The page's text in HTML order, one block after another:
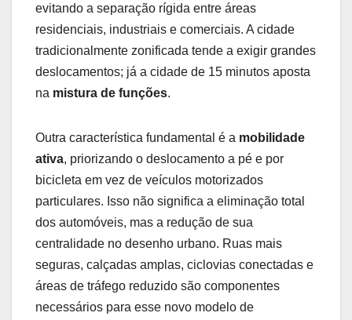
evitando a separação rígida entre áreas
residenciais, industriais e comerciais. A cidade
tradicionalmente zonificada tende a exigir grandes
deslocamentos; já a cidade de 15 minutos aposta
na mistura de funções.
Outra característica fundamental é a mobilidade
ativa, priorizando o deslocamento a pé e por
bicicleta em vez de veículos motorizados
particulares. Isso não significa a eliminação total
dos automóveis, mas a redução de sua
centralidade no desenho urbano. Ruas mais
seguras, calçadas amplas, ciclovias conectadas e
áreas de tráfego reduzido são componentes
necessários para esse novo modelo de